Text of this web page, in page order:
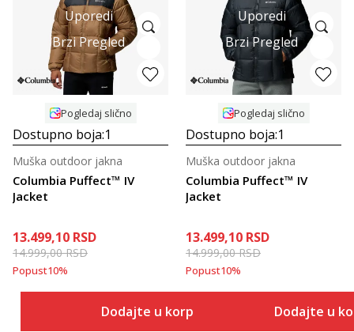
Uporedi
Brzi Pregled
Pogledaj slično
Dostupno boja:1
Columbia Puffect™ IV
Jacket
Muška outdoor jakna
13.499,10 RSD
14.999,00RSD
Popust10%
Dodajte u korpu
Uporedi
Brzi Pregled
Pogledaj slično
Dostupno boja:1
Columbia Puffect™ IV
Jacket
Muška outdoor jakna
13.499,10 RSD
14.999,00RSD
Popust10%
Dodajte u